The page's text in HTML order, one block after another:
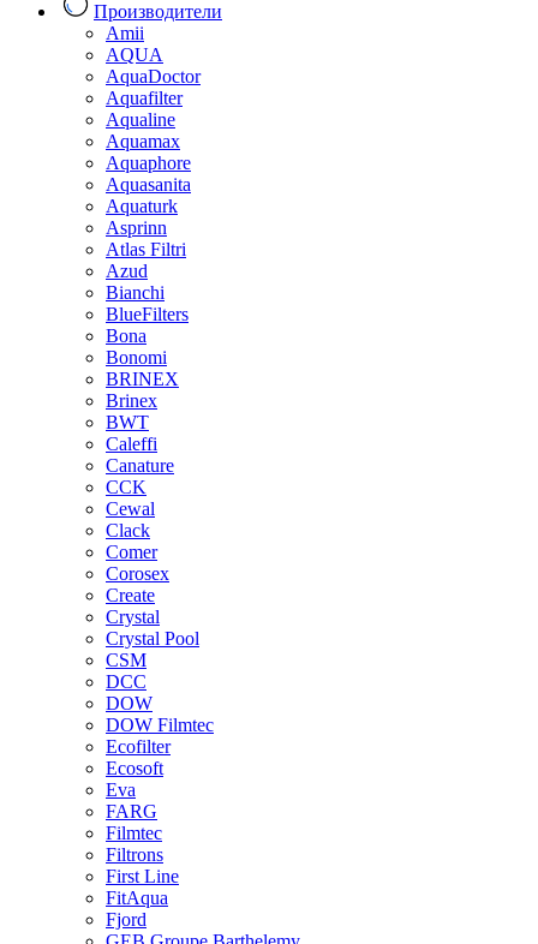
Производители
Amii
AQUA
AquaDoctor
Aquafilter
Aqualine
Aquamax
Aquaphore
Aquasanita
Aquaturk
Asprinn
Atlas Filtri
Azud
Bianchi
BlueFilters
Bona
Bonomi
BRINEX
Brinex
BWT
Caleffi
Canature
CCK
Cewal
Clack
Comer
Corosex
Create
Crystal
Crystal Pool
CSM
DCC
DOW
DOW Filmtec
Ecofilter
Ecosoft
Eva
FARG
Filmtec
Filtrons
First Line
FitAqua
Fjord